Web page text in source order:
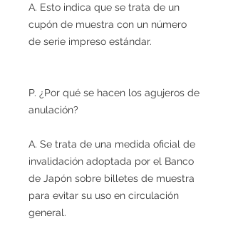
A. Esto indica que se trata de un
cupón de muestra con un número
de serie impreso estándar.
P. ¿Por qué se hacen los agujeros de
anulación?
A. Se trata de una medida oficial de
invalidación adoptada por el Banco
de Japón sobre billetes de muestra
para evitar su uso en circulación
general.